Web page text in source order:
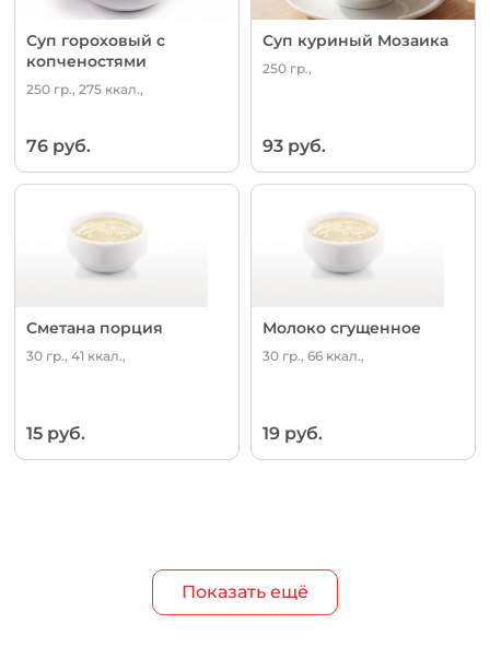
Суп гороховый с
копченостями
250 гр., 275 ккал.,
76 руб.
Суп куриный Мозаика
250 гр.,
93 руб.
Сметана порция
30 гр., 41 ккал.,
15 руб.
Молоко сгущенное
30 гр., 66 ккал.,
19 руб.
Показать ещё